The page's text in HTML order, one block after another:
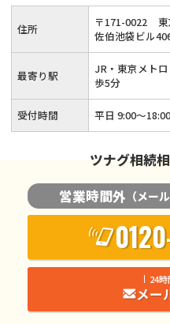
当事務所にご相談ください
士が丁寧に対応いたします！
住所 〒171-0022
佐伯池袋ビル
最寄り駅
JR・東京メト
歩5分
受付時間 平日 9:00～18:00
ツナグ相続
営業時間外 （メー
24
メー